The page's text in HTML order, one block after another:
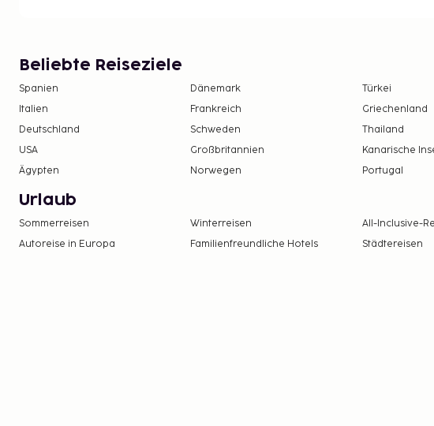
Beliebte Reiseziele
Spanien Dänemark
Türkei
Italien
Frankreich
Griechenland
Deutschland
Schweden
Thailand
USA
Großbritannien
Kanarische
Ägypten
Norwegen Portugal
Urlaub
Sommerreisen Winterreisen All-Inclusive-
Autoreise in Europa
Familienfreundliche Hotels Städtereisen